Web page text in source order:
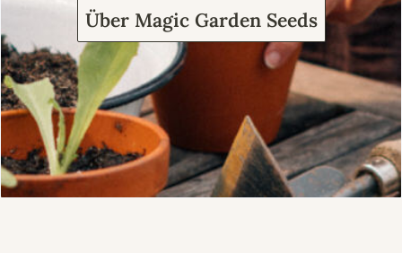
Über Magic Garden Seeds